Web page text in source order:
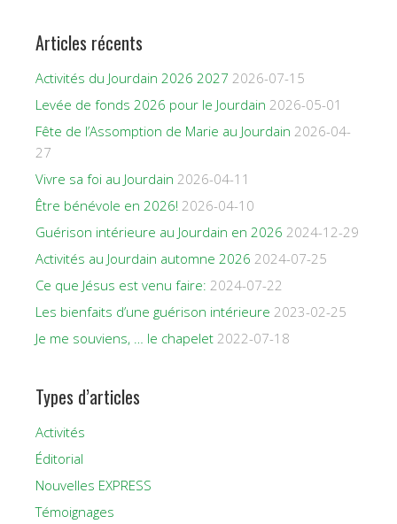
Articles récents
Activités du Jourdain 2026 2027 2026-07-15
Levée de fonds 2026 pour le Jourdain 2026-05-01
Fête de l’Assomption de Marie au Jourdain 2026-04-
27
Vivre sa foi au Jourdain 2026-04-11
Être bénévole en 2026! 2026-04-10
Guérison intérieure au Jourdain en 2026 2024-12-29
Activités au Jourdain automne 2026 2024-07-25
Ce que Jésus est venu faire: 2024-07-22
Les bienfaits d’une guérison intérieure 2023-02-25
Je me souviens, … le chapelet 2022-07-18
Types d’articles
Activités
Éditorial
Nouvelles EXPRESS
Témoignages